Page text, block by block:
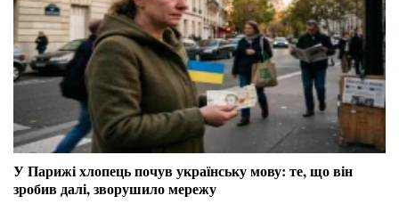
У Парижі хлопець почув українську мову: те, що він
зробив далі, зворушило мережу